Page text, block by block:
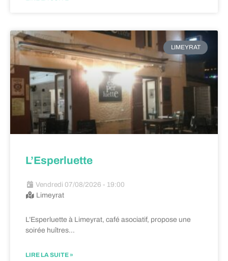
LIMEYRAT
L’Esperluette
Vendredi 07/08/2026 - 19:00
Limeyrat
L’Esperluette à Limeyrat, café asociatif, propose une
soirée huîtres…
LIRE LA SUITE »